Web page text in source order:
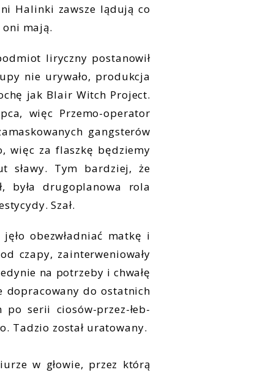
Halinki zawsze lądują co
mają.
liryczny postanowił
nie urywało, produkcja
jak Blair Witch Project.
więc Przemo-operator
gangsterów
więc za flaszkę będziemy
sławy. Tym bardziej, że
była drugoplanowa rola
Szał.
obezwładniać matkę i
czapy, zainterweniowały
na potrzeby i chwałę
dopracowany do ostatnich
po serii ciosów-przez-łeb-
Tadzio został uratowany.
w głowie, przez którą